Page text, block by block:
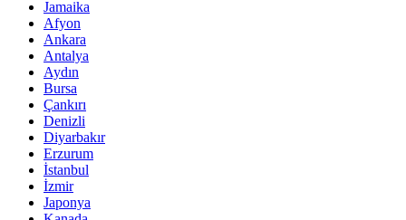
Jamaika
Afyon
Ankara
Antalya
Aydın
Bursa
Çankırı
Denizli
Diyarbakır
Erzurum
İstanbul
İzmir
Japonya